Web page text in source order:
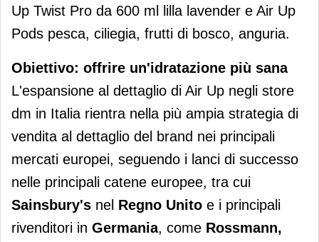
Up Twist Pro da 600 ml lilla lavender e Air Up
Pods pesca, ciliegia, frutti di bosco, anguria.
Obiettivo: offrire un'idratazione più sana
L'espansione al dettaglio di Air Up negli store
dm in Italia rientra nella più ampia strategia di
vendita al dettaglio del brand nei principali
mercati europei, seguendo i lanci di successo
nelle principali catene europee, tra cui
Sainsbury's nel Regno Unito e i principali
rivenditori in Germania, come Rossmann,